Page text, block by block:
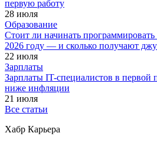
первую работу
28 июля
Образование
Стоит ли начинать
2026 году — и сколько получают
22 июля
Зарплаты
Зарплаты IT-специалистов в первой
ниже инфляции
21 июля
Все статьи
Хабр Карьера